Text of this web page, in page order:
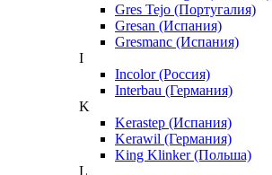
Gres Tejo (Португалия)
Gresan (Испания)
Gresmanc (Испания)
I
Incolor (Россия)
Interbau (Германия)
K
Kerastep (Испания)
Kerawil (Германия)
King Klinker (Польша)
L